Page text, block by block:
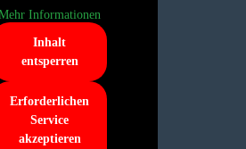
Informationen
Inhalt
entsperren
Erforderlichen
Service
akzeptieren